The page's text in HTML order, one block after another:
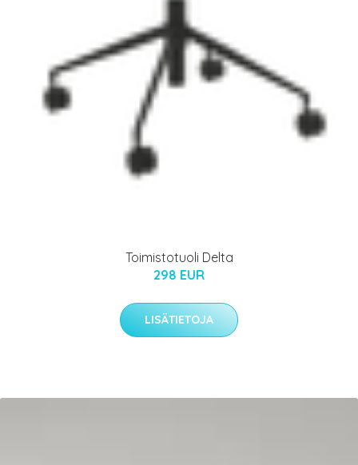
Toimistotuoli Delta
298 EUR
LISÄTIETOJA